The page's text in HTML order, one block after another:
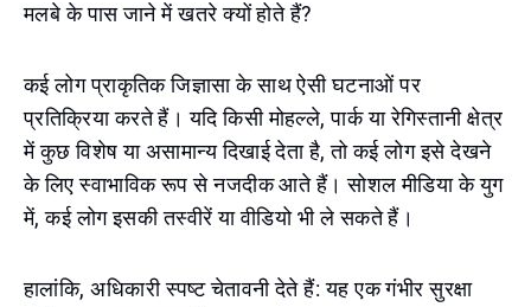
मलबे के पास जाने में खतरे क्यों होते हैं?
कई लोग प्राकृतिक जिज्ञासा के साथ ऐसी घटनाओं पर
प्रतिक्रिया करते हैं। यदि किसी मोहल्ले, पार्क या रेगिस्तानी क्षेत्र
में कुछ विशेष या असामान्य दिखाई देता है, तो कई लोग इसे देखने
के लिए स्वाभाविक रूप से नजदीक आते हैं। सोशल मीडिया के युग
में, कई लोग इसकी तस्वीरें या वीडियो भी ले सकते हैं।
हालांकि, अधिकारी स्पष्ट चेतावनी देते हैं: यह एक गंभीर सुरक्षा